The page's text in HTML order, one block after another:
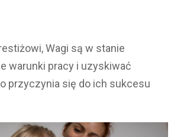
Wagi są w stanie
warunki pracy i uzyskiwać
przyczynia się do ich sukcesu